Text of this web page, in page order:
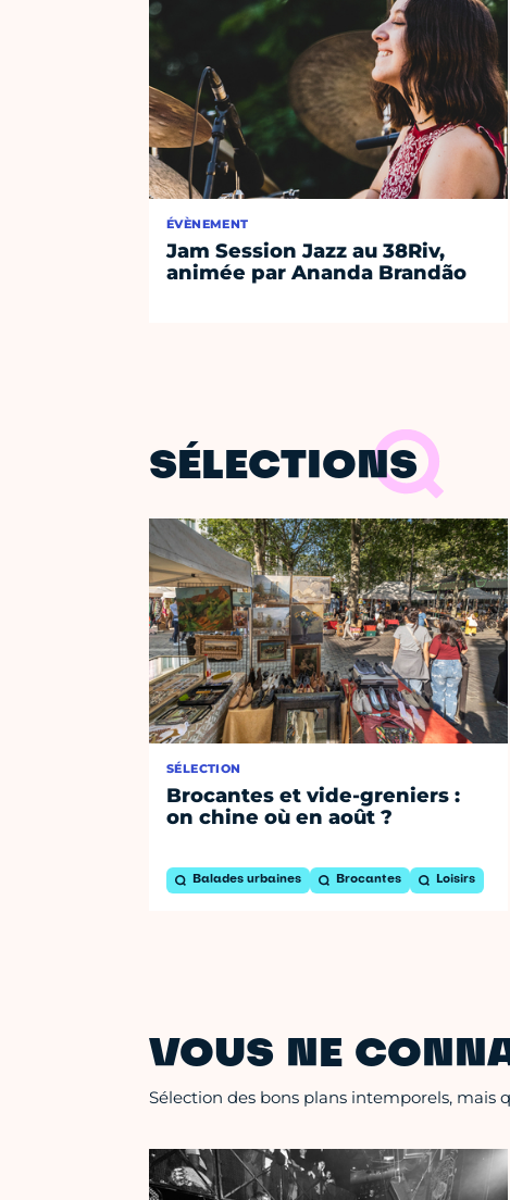
ÉVÈNEMENT
Jam Session Jazz au 38Riv,
animée par Ananda Brandão
SÉLECTIONS
SÉLECTION
Brocantes et vide-greniers :
on chine où en août ?
Balades urbaines Brocantes Loisirs
VOUS NE
Sélection des bons plans intemporels, mais